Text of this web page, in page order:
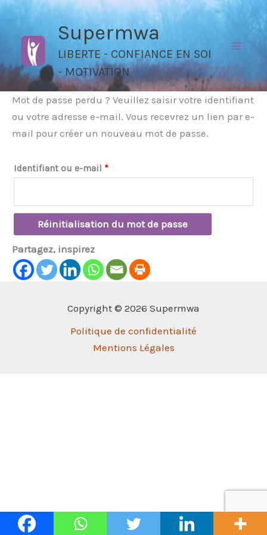
Aller
contenu
Supermwa
LIBERTE - CONFIANCE EN SOI
- MOTIVATION
Mot de passe perdu ? Veuillez saisir votre identifiant
ou votre adresse e-mail. Vous recevrez un lien par e-
mail pour créer un nouveau mot de passe.
Identifiant ou e-mail *Obligatoire
Réinitialisation du mot de passe
Partagez, inspirez
Copyright © 2026 Supermwa
Politique de confidentialité
Mentions Légales